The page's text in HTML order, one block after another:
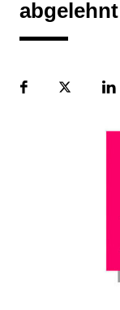
abgelehnt
FacebookPlattform